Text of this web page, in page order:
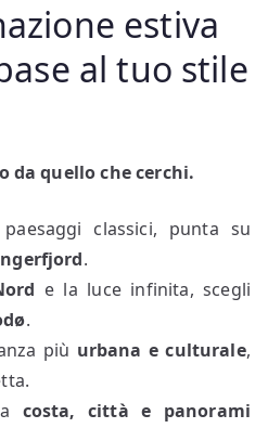
estiva
al tuo stile
da quello che cerchi.
classici, punta su
.
e la luce infinita, scegli
.
più urbana e culturale,
costa, città e panorami